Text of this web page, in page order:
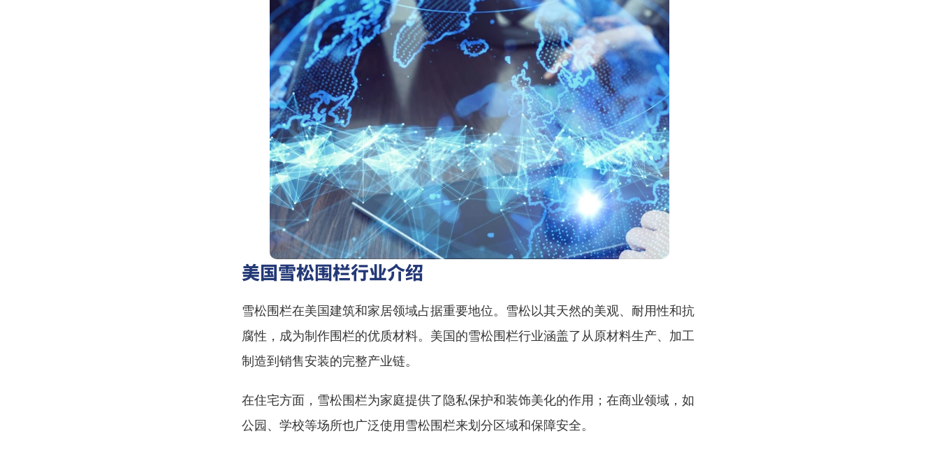
美国雪松围栏行业介绍
雪松围栏在美国建筑和家居领域占据重要地位。雪松以其天然的美观、耐用性和抗
腐性，成为制作围栏的优质材料。美国的雪松围栏行业涵盖了从原材料生产、加工
制造到销售安装的完整产业链。
在住宅方面，雪松围栏为家庭提供了隐私保护和装饰美化的作用；在商业领域，如
公园、学校等场所也广泛使用雪松围栏来划分区域和保障安全。